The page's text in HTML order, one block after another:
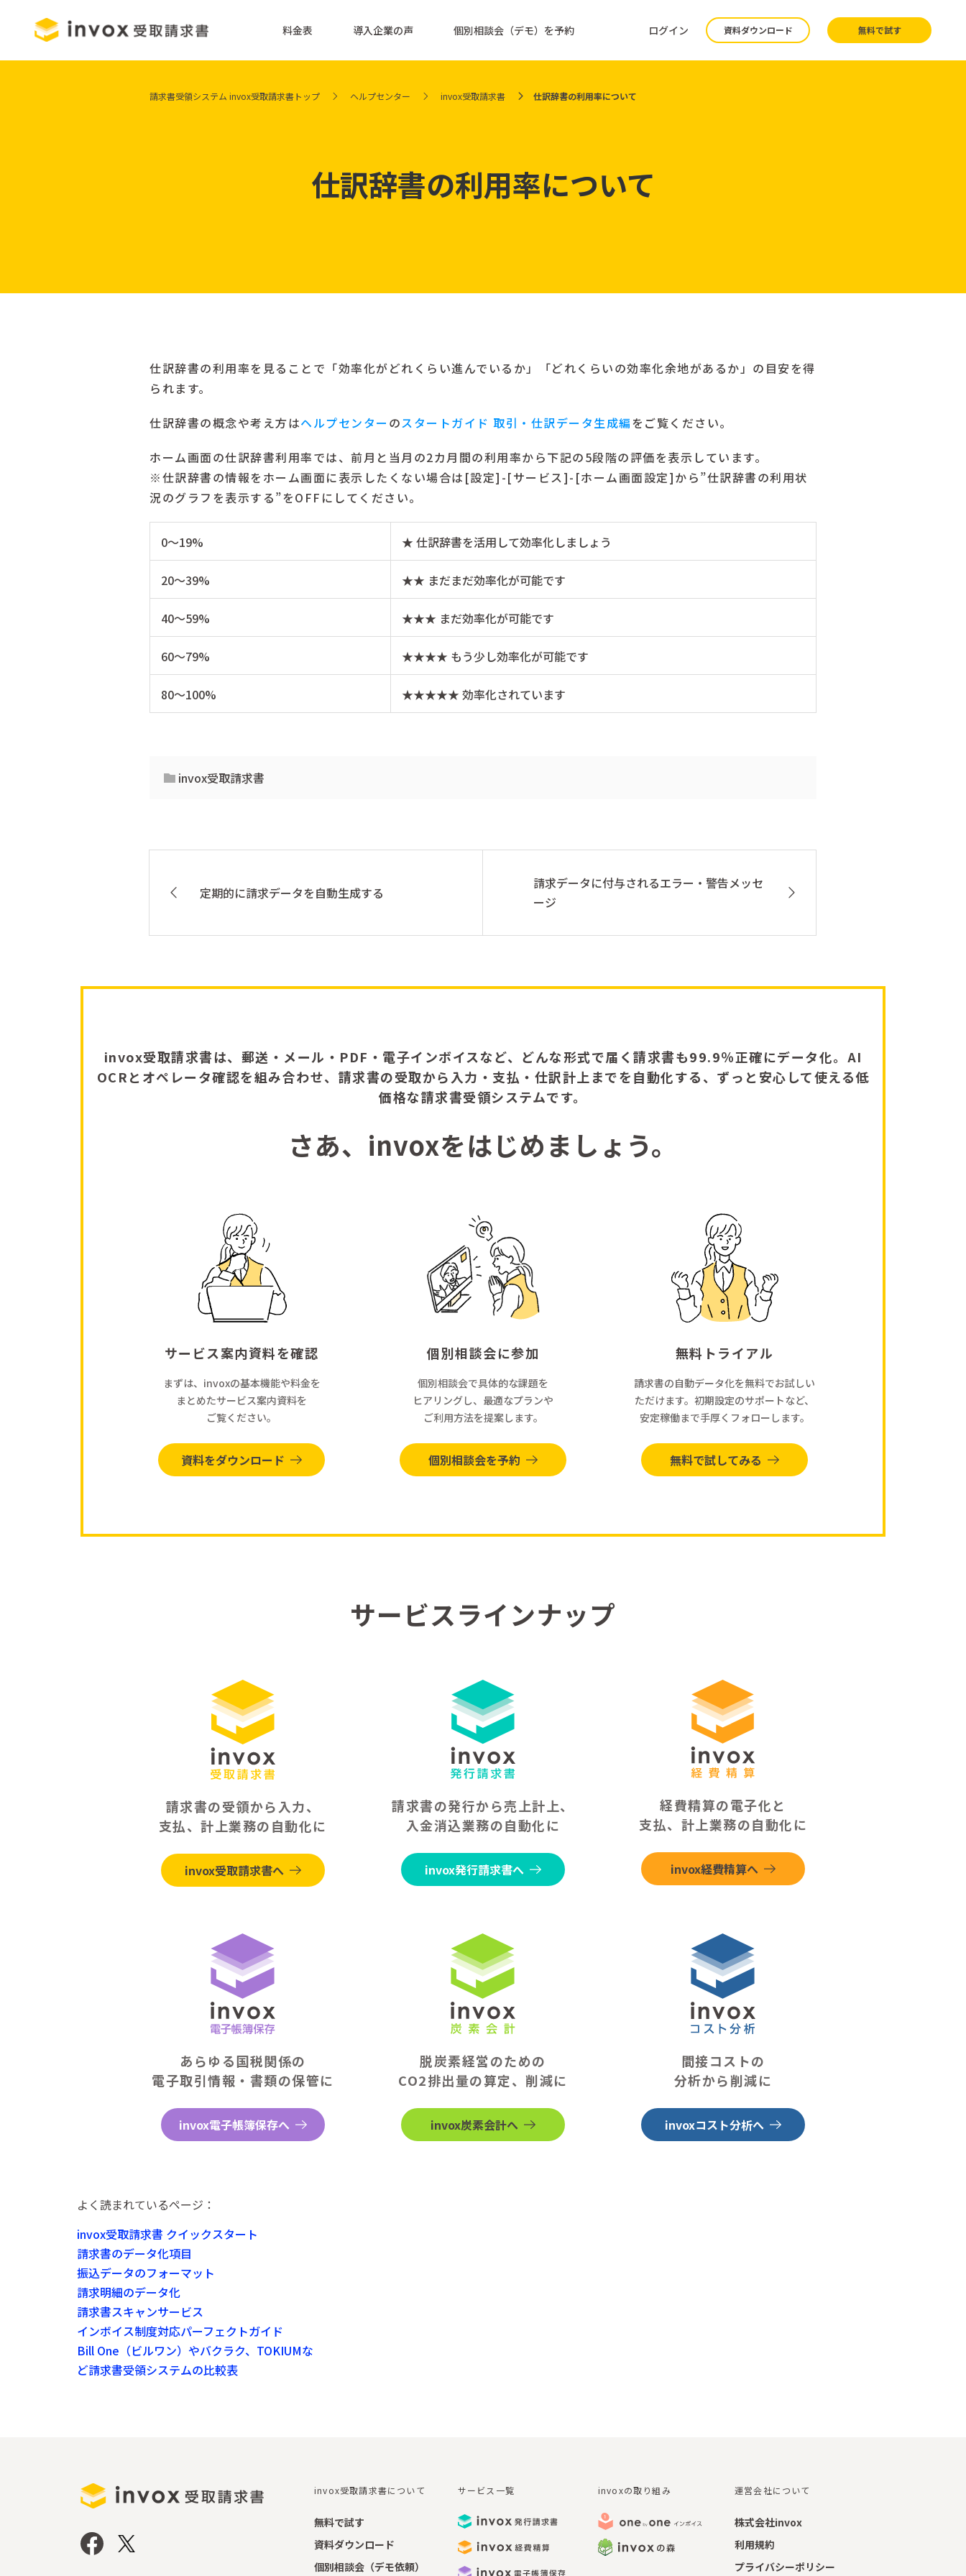
料金表 導入企業の声 個別相談会（デモ）を予約 ログイン 資料ダウンロード 無料で試す
仕訳辞書の利用率について
請求書受領システム invox受取請求書トップ ヘルプセンター invox受取請求書 仕訳辞書の利用率について
仕訳辞書の利用率を見ることで「効率化がどれくらい進んでいるか」「どれくらいの効率化余地があるか」の目安を得
られます。
仕訳辞書の概念や考え方はヘルプセンター のスタートガイド 取引・仕訳データ生成編 をご覧ください。
ホーム画面の仕訳辞書利用率では、前月と当月の2カ月間の利用率から下記の5段階の評価を表示しています。
※仕訳辞書の情報をホーム画面に表示したくない場合は[設定]-[サービス]-[ホーム画面設定]から”仕訳辞書の利用状
況のグラフを表示する”をOFFにしてください。
0～19% ★ 仕訳辞書を活用して効率化しましょう
20～39% ★★ まだまだ効率化が可能です
40～59% ★★★ まだ効率化が可能です
60～79% ★★★★ もう少し効率化が可能です
80～100% ★★★★★ 効率化されています
invox受取請求書
定期的に請求データを自動生成する
請求データに付与されるエラー・警告メッセ
ージ
invox受取請求書は、郵送・メール・PDF・電子インボイスなど、どんな形式で届く請求書も99.9％正確にデータ化。AI
OCRとオペレータ確認を組み合わせ、請求書の受取から入力・支払・仕訳計上までを自動化する、ずっと安心して使える低
価格な請求書受領システムです。
さあ、invoxをはじめましょう。
サービス案内資料を確認
まずは、invoxの基本機能や料金を
まとめたサービス案内資料を
ご覧ください。
資料をダウンロード
個別相談会に参加
個別相談会で具体的な課題を
ヒアリングし、最適なプランや
ご利用方法を提案します。
個別相談会を予約
無料トライアル
請求書の自動データ化を無料でお試しい
ただけます。初期設定のサポートなど、
安定稼働まで手厚くフォローします。
無料で試してみる
サービスラインナップ
請求書の受領から入力、
支払、計上業務の自動化に
invox受取請求書へ
請求書の発行から売上計上、
入金消込業務の自動化に
invox発行請求書へ
経費精算の電子化と
支払、計上業務の自動化に
invox経費精算へ
あらゆる国税関係の
電子取引情報・書類の保管に
invox電子帳簿保存へ
脱炭素経営のための
CO2排出量の算定、削減に
invox炭素会計へ
間接コストの
分析から削減に
invoxコスト分析へ
よく読まれているページ：
invox受取請求書 クイックスタート
請求書のデータ化項目
振込データのフォーマット
請求明細のデータ化
請求書スキャンサービス
インボイス制度対応パーフェクトガイド
Bill One（ビルワン）やバクラク、TOKIUMな
ど請求書受領システムの比較表
invox受取請求書について
無料で試す
資料ダウンロード
個別相談会（デモ依頼）
サービス一覧 invoxの取り組み 運営会社について
株式会社invox
利用規約
プライバシーポリシー